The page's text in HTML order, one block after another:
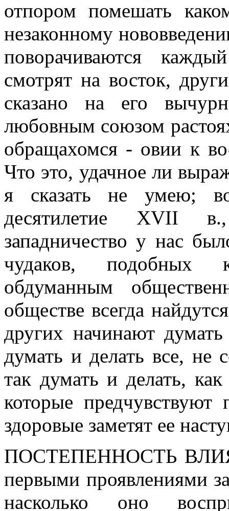
отпором помешать
незаконному
поворачиваются
смотрят на восток,
сказано на его
любовным союзом
обращахомся - овии к
Что это, удачное ли
я сказать не умею;
десятилетие XVII
западничество у нас
чудаков, подобных
обдуманным
обществе всегда
других начинают
думать и делать все, не
так думать и делать,
которые
здоровые заметят ее
ПОСТЕПЕННОСТЬ
первыми проявлениями
насколько оно